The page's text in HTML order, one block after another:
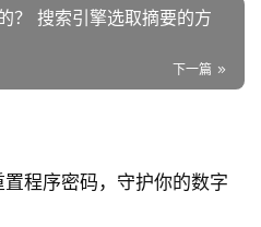
？ 搜索引擎选取摘要的方
下一篇
置程序密码，守护你的数字